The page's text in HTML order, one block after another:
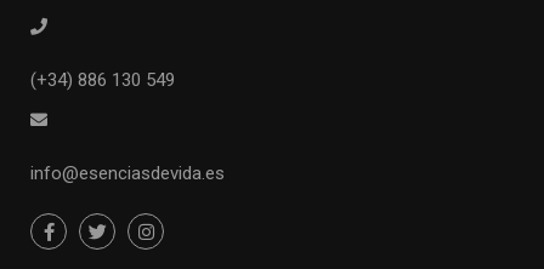
(+34) 886 130 549
info@esenciasdevida.es